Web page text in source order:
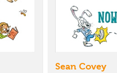
Sean Covey